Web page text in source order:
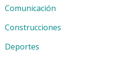
Comunicación
Construcciones
Deportes